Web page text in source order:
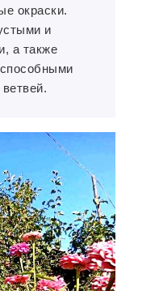
окраски.
и
а также